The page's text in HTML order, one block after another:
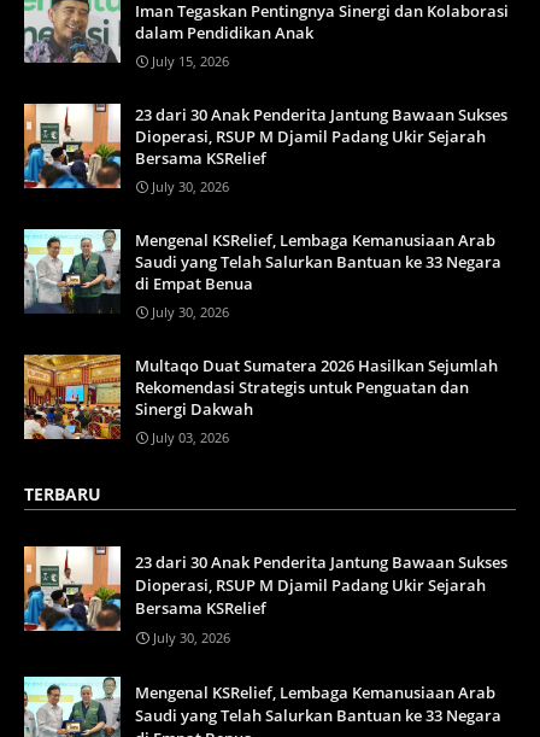
Iman Tegaskan Pentingnya Sinergi dan Kolaborasi
dalam Pendidikan Anak
July 15, 2026
23 dari 30 Anak Penderita Jantung Bawaan Sukses
Dioperasi, RSUP M Djamil Padang Ukir Sejarah
Bersama KSRelief
July 30, 2026
Mengenal KSRelief, Lembaga Kemanusiaan Arab
Saudi yang Telah Salurkan Bantuan ke 33 Negara
di Empat Benua
July 30, 2026
Multaqo Duat Sumatera 2026 Hasilkan Sejumlah
Rekomendasi Strategis untuk Penguatan dan
Sinergi Dakwah
July 03, 2026
TERBARU
23 dari 30 Anak Penderita Jantung Bawaan Sukses
Dioperasi, RSUP M Djamil Padang Ukir Sejarah
Bersama KSRelief
July 30, 2026
Mengenal KSRelief, Lembaga Kemanusiaan Arab
Saudi yang Telah Salurkan Bantuan ke 33 Negara